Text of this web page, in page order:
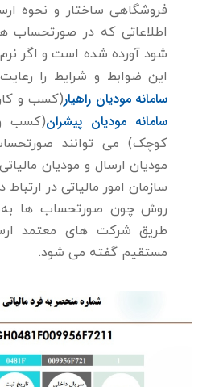
فروشگاهی ساختار و نحوه
اطلاعاتی كه در صورتحساب
شود آورده شده است و اگر نرم
این ضوابط و شرایط را
سامانه مودیان راهیار(کسب و
سامانه مودیان پیشران(کسب
کوچک) می توانند
مودیان ارسال و مودیان
سازمان امور مالیاتی در
روش چون صورتحساب ها
طریق شركت های معتمد
مستقیم گفته می شود.